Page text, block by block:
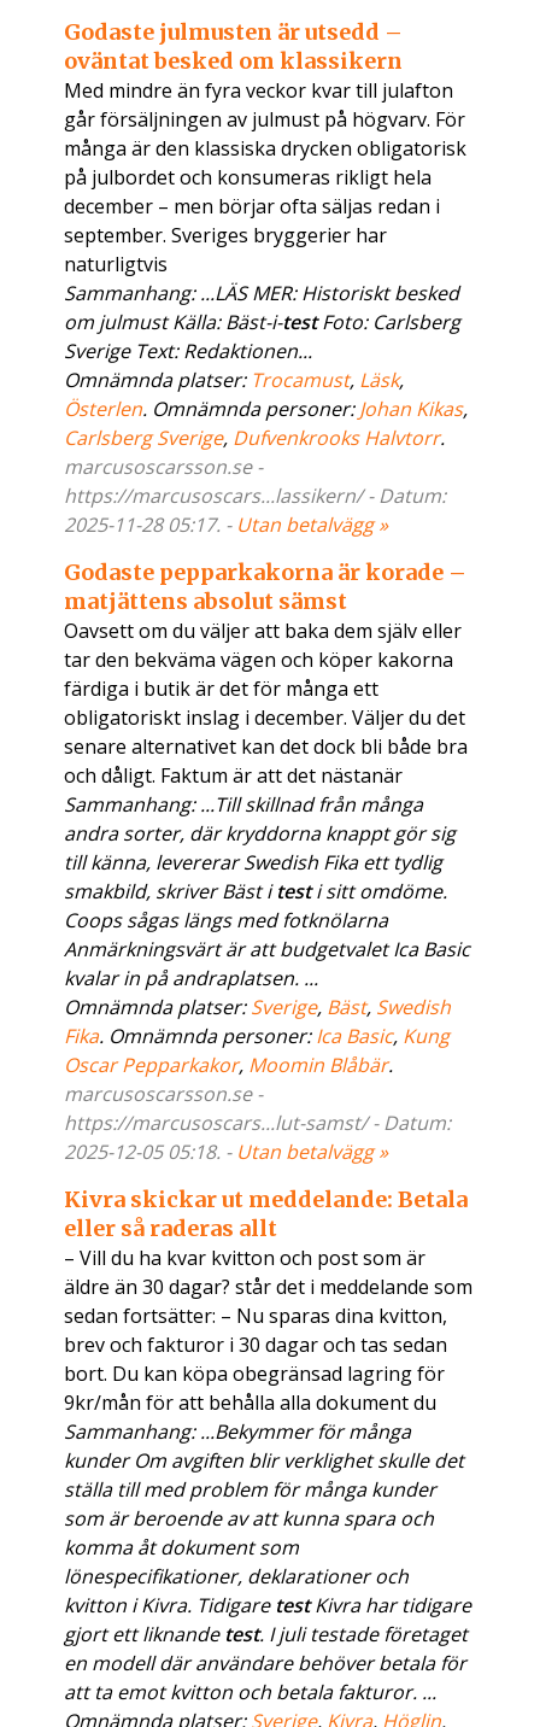
Godaste julmusten är utsedd –
oväntat besked om klassikern
Med mindre än fyra veckor kvar till julafton
går försäljningen av julmust på högvarv. För
många är den klassiska drycken obligatorisk
på julbordet och konsumeras rikligt hela
december – men börjar ofta säljas redan i
september. Sveriges bryggerier har
naturligtvis
Sammanhang: ...LÄS MER: Historiskt besked
om julmust Källa: Bäst-i-testFoto: Carlsberg
Sverige Text: Redaktionen...
Omnämnda platser: Trocamust, Läsk,
Österlen. Omnämnda personer:Johan Kikas,
Carlsberg Sverige, Dufvenkrooks Halvtorr.
marcusoscarsson.se -
https://marcusoscars...lassikern/ - Datum:
2025-11-28 05:17. - Utan betalvägg »
Godaste pepparkakorna är korade –
matjättens absolut sämst
Oavsett om du väljer att baka dem själv eller
tar den bekväma vägen och köper kakorna
färdiga i butik är det för många ett
obligatoriskt inslag i december. Väljer du det
senare alternativet kan det dock bli både bra
och dåligt. Faktum är att det nästanär
Sammanhang: ...Till skillnad från många
andra sorter, där kryddorna knappt gör sig
till känna, levererar Swedish Fika ett tydlig
smakbild, skriver Bäst itesti sitt omdöme.
Coops sågas längs med fotknölarna
Anmärkningsvärt är att budgetvalet Ica Basic
kvalar in på andraplatsen. ...
Omnämnda platser:Sverige, Bäst, Swedish
Fika. Omnämnda personer:Ica Basic, Kung
Oscar Pepparkakor, Moomin Blåbär.
marcusoscarsson.se -
https://marcusoscars...lut-samst/ - Datum:
2025-12-05 05:18. - Utan betalvägg »
Kivra skickar ut meddelande: Betala
eller så raderas allt
– Vill du ha kvar kvitton och post som är
äldre än 30 dagar? står det i meddelande som
sedan fortsätter: – Nu sparas dina kvitton,
brev och fakturor i 30 dagar och tas sedan
bort. Du kan köpa obegränsad lagring för
9kr/mån för att behålla alla dokument du
Sammanhang: ...Bekymmer för många
kunder Om avgiften blir verklighet skulle det
ställa till med problem för många kunder
som är beroende av att kunna spara och
komma åt dokument som
lönespecifikationer, deklarationer och
kvitton i Kivra. Tidigare testKivra har tidigare
gjort ett liknande test. I juli testade företaget
en modell där användare behöver betala för
att ta emot kvitton och betala fakturor. ...
Omnämnda platser:Sverige, Kivra, Höglin.